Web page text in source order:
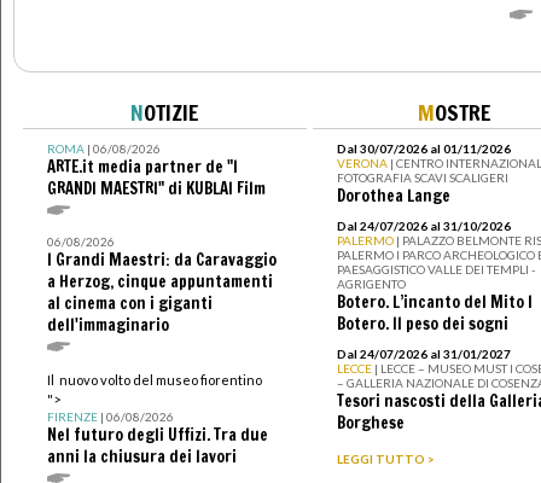
NOTIZIE
ROMA| 06/08/2026
ARTE.it media partner de "I
GRANDI MAESTRI" di KUBLAI Film
06/08/2026
I Grandi Maestri: da Caravaggio
a Herzog, cinque appuntamenti
al cinema con i giganti
dell'immaginario
Il nuovo volto del museo fiorentino
">
FIRENZE| 06/08/2026
Nel futuro degli Uffizi. Tra due
anni la chiusura dei lavori
MOSTRE
Dal 30/07/2026 al 01/11/2026
VERONA | CENTRO
FOTOGRAFIA SCAVI SCALIGERI
Dorothea Lange
Dal 24/07/2026 al 31/10/2026
PALERMO | PALAZZO BELMONTE
PALERMO I PARCO ARCHEOLOGICO
PAESAGGISTICO VALLE DEI TEMPLI -
AGRIGENTO
Botero. L’incanto del Mito I
Botero. Il peso dei sogni
Dal 24/07/2026 al 31/01/2027
LECCE | LECCE – MUSEO MUST I
– GALLERIA NAZIONALE DI
Tesori nascosti della
Borghese
LEGGI TUTTO >